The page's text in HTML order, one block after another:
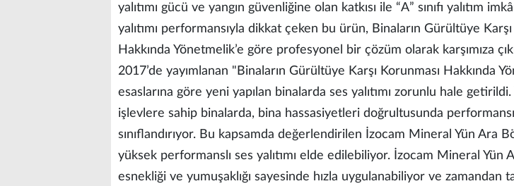
yalıtımı gücü ve yangın güvenliğine olan katkısı ile “A” sınıfı yalıtım
yalıtımı performansıyla dikkat çeken bu ürün, Binaların Gürültüye Karşı
Hakkında Yönetmelik’e göre profesyonel bir çözüm olarak karşımıza
2017’de yayımlanan "Binaların Gürültüye Karşı Korunması Hakkında
esaslarına göre yeni yapılan binalarda ses yalıtımı zorunlu hale
işlevlere sahip binalarda, bina hassasiyetleri doğrultusunda performansı
sınıflandırıyor. Bu kapsamda değerlendirilen İzocam Mineral Yün Ara
yüksek performanslı ses yalıtımı elde edilebiliyor. İzocam Mineral Yün
esnekliği ve yumuşaklığı sayesinde hızla uygulanabiliyor ve zamandan